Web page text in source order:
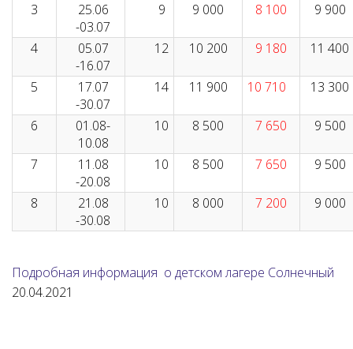
3
25.06
-03.07
9 9 000 8 100 9 900
4
05.07
-16.07
12 10 200 9 180 11 400
5
17.07
-30.07
14 11 900 10 710 13 300
6
01.08-
10.08
10 8 500 7 650 9 500
7
11.08
-20.08
10 8 500 7 650 9 500
8
21.08
-30.08
10 8 000 7 200 9 000
Подробная информация о детском лагере Солнечный
20.04.2021